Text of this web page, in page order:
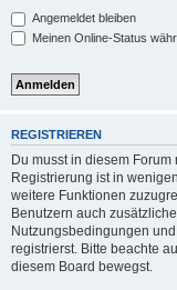
Angemeldet bleiben
Meinen Online-Status
REGISTRIEREN
Du musst in diesem
Registrierung ist in
weitere Funktionen
Benutzern auch
Nutzungsbedingungen
registrierst. Bitte beachte
diesem Board bewegst.